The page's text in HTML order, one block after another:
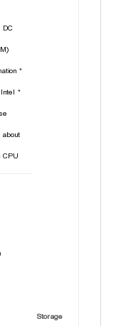
* Refer to support page for more information
Storage